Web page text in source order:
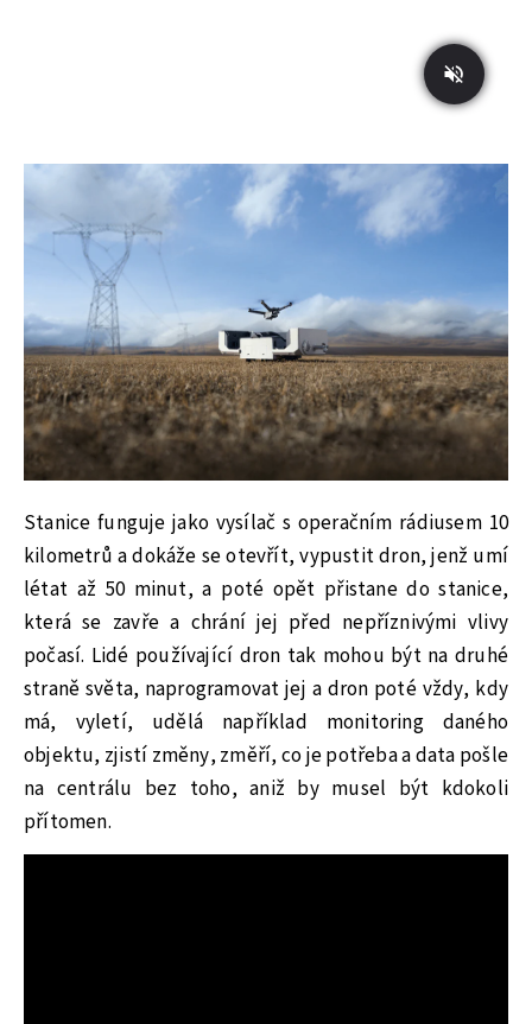
Stanice funguje jako vysílač s operačním rádiusem 10
kilometrů a dokáže se otevřít, vypustit dron, jenž umí
létat až 50 minut, a poté opět přistane do stanice,
která se zavře a chrání jej před nepříznivými vlivy
počasí. Lidé používající dron tak mohou být na druhé
straně světa, naprogramovat jej a dron poté vždy, kdy
má, vyletí, udělá například monitoring daného
objektu, zjistí změny, změří, co je potřeba a data pošle
na centrálu bez toho, aniž by musel být kdokoli
přítomen.